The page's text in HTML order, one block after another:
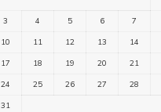
3
4 5 6 7
10
11 12 13 14
17
18 19 20 21
24
25 26 27 28
31